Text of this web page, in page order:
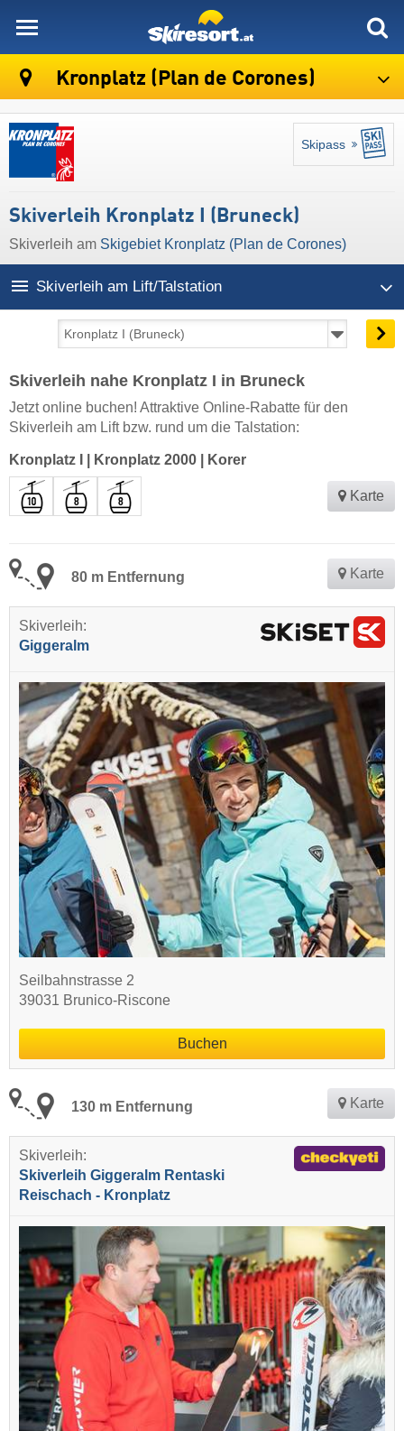
Kronplatz (Plan de Corones)
Skipass
Skiverleih Kronplatz I (Bruneck)
Skiverleih am Skigebiet Kronplatz (Plan de Corones)
Skiverleih am Lift/Talstation
Skiverleih nahe Kronplatz I in Bruneck
Jetzt online buchen! Attraktive Online-Rabatte für den
Skiverleih am Lift bzw. rund um die Talstation:
Kronplatz I Kronplatz 2000 Korer
Karte
80 m Entfernung Karte
Skiverleih:
Giggeralm
Seilbahnstrasse 2
39031 Brunico-Riscone
Buchen
130 m Entfernung Karte
Skiverleih:
Skiverleih Giggeralm Rentaski
Reischach - Kronplatz